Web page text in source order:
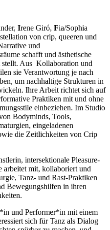
Irene Giró, Fia/Sophia
von crip, queeren und
und
schafft und ästhetische
Aus Kollaboration und
sie Verantwortung je nach
um nachhaltige Strukturen in
Ihre Arbeit richtet sich auf
Praktiken mit und ohne
einbeziehen. Im Studio
Bodyminds, Tools,
eingeladenen
die Zeitlichkeiten von Crip
intersektionale Pleasure-
mit, kollaboriert und
Tanz- und Rast-Praktiken
Bewegungshilfen in ihren
und Performer*in mit einem
sich für Tanz als Dialog